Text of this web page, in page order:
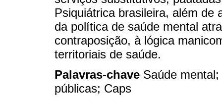
Psiquiátrica brasileira, além de
da política de saúde mental
contraposição, à lógica
territoriais de saúde.
Palavras-chave Saúde
públicas; Caps